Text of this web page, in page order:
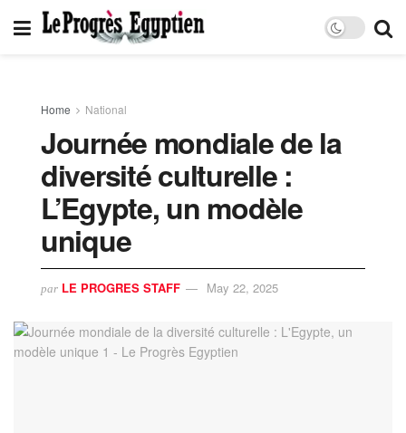
Home National
Journée mondiale de la
diversité culturelle :
L’Egypte, un modèle
unique
par LE PROGRES STAFF May 22, 2025